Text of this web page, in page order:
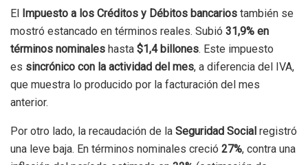
El Impuesto a los Créditos y Débitos bancarios también se
mostró estancado en términos reales. Subió 31,9% en
términos nominales hasta $1,4 billones. Este impuesto
es sincrónico con la actividad del mes, a diferencia del IVA,
que muestra lo producido por la facturación del mes
anterior.
Por otro lado, la recaudación de la Seguridad Social registró
una leve baja. En términos nominales creció 27%, contra una